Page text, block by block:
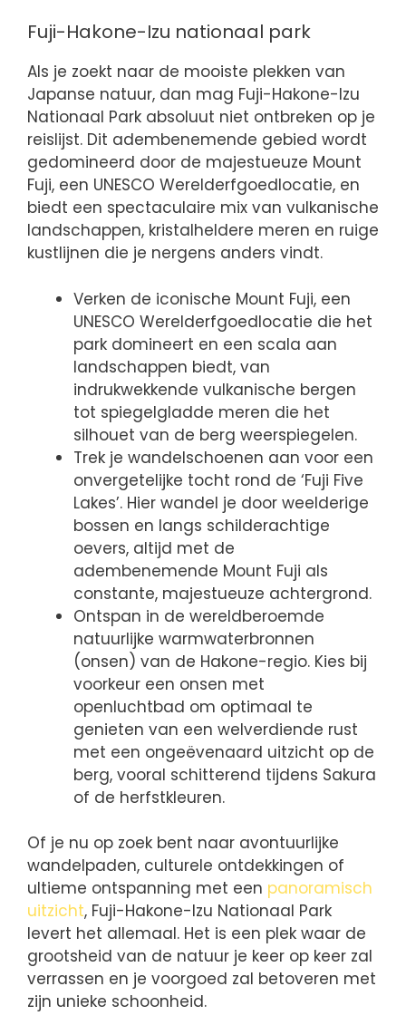
Fuji-Hakone-Izu nationaal park
Als je zoekt naar de mooiste plekken van
Japanse natuur, dan mag Fuji-Hakone-Izu
Nationaal Park absoluut niet ontbreken op je
reislijst. Dit adembenemende gebied wordt
gedomineerd door de majestueuze Mount
Fuji, een UNESCO Werelderfgoedlocatie, en
biedt een spectaculaire mix van vulkanische
landschappen, kristalheldere meren en ruige
kustlijnen die je nergens anders vindt.
Verken de iconische Mount Fuji, een
UNESCO Werelderfgoedlocatie die het
park domineert en een scala aan
landschappen biedt, van
indrukwekkende vulkanische bergen
tot spiegelgladde meren die het
silhouet van de berg weerspiegelen.
Trek je wandelschoenen aan voor een
onvergetelijke tocht rond de ‘Fuji Five
Lakes’. Hier wandel je door weelderige
bossen en langs schilderachtige
oevers, altijd met de
adembenemende Mount Fuji als
constante, majestueuze achtergrond.
Ontspan in de wereldberoemde
natuurlijke warmwaterbronnen
(onsen) van de Hakone-regio. Kies bij
voorkeur een onsen met
openluchtbad om optimaal te
genieten van een welverdiende rust
met een ongeëvenaard uitzicht op de
berg, vooral schitterend tijdens Sakura
of de herfstkleuren.
Of je nu op zoek bent naar avontuurlijke
wandelpaden, culturele ontdekkingen of
ultieme ontspanning met een panoramisch
uitzicht, Fuji-Hakone-Izu Nationaal Park
levert het allemaal. Het is een plek waar de
grootsheid van de natuur je keer op keer zal
verrassen en je voorgoed zal betoveren met
zijn unieke schoonheid.